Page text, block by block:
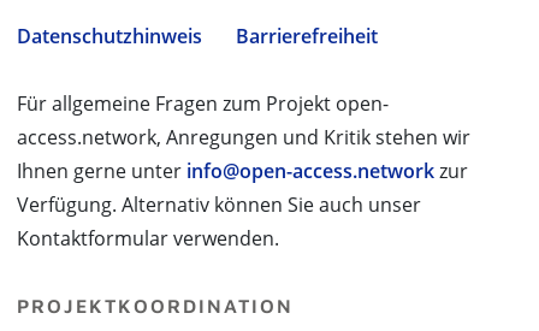
Datenschutzhinweis
Barrierefreiheit
Für allgemeine Fragen zum Projekt open-
access.network, Anregungen und Kritik stehen wir
Ihnen gerne unter info@open-access.networkzur
Verfügung. Alternativ können Sie auch unser
Kontaktformular verwenden.
PROJEKTKOORDINATION